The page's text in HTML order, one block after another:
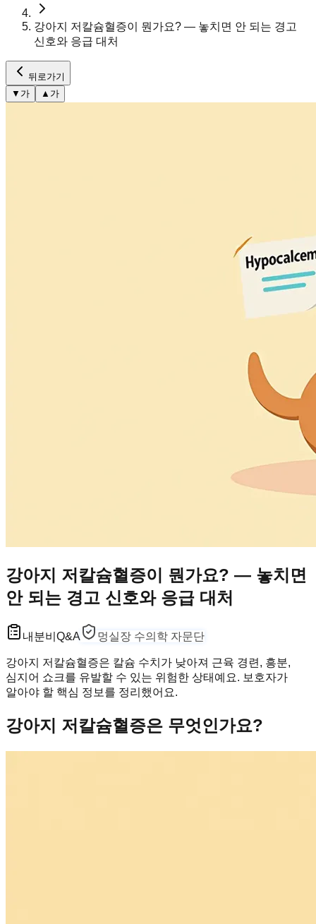
강아지 저칼슘혈증이 뭔가요? — 놓치면 안 되는 경고
신호와 응급 대처
뒤로가기
▼ 가 ▲ 가
강아지 저칼슘혈증이 뭔가요? — 놓치면
안 되는 경고 신호와 응급 대처
내분비 Q&A 멍실장 수의학 자문단
강아지 저칼슘혈증은 칼슘 수치가 낮아져 근육 경련, 흥분,
심지어 쇼크를 유발할 수 있는 위험한 상태예요. 보호자가
알아야 할 핵심 정보를 정리했어요.
강아지 저칼슘혈증은 무엇인가요?